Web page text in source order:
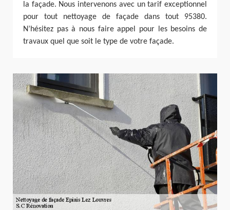
la façade. Nous intervenons avec un tarif exceptionnel
pour tout nettoyage de façade dans tout 95380.
N’hésitez pas à nous faire appel pour les besoins de
travaux quel que soit le type de votre façade.